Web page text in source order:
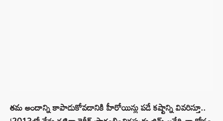
తమ అందాన్ని కాపాడుకోవడానికి హీరోయిన్లు పడే కష్టాన్ని వివరిస్తూ..